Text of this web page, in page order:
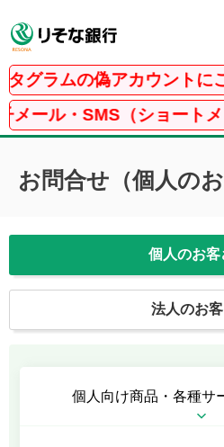
グラムの偽アカウントにご
ル・SMS（ショートメッ
お問合せ（個人のお
個人のお客
法人のお
個人向け商品・各種サ